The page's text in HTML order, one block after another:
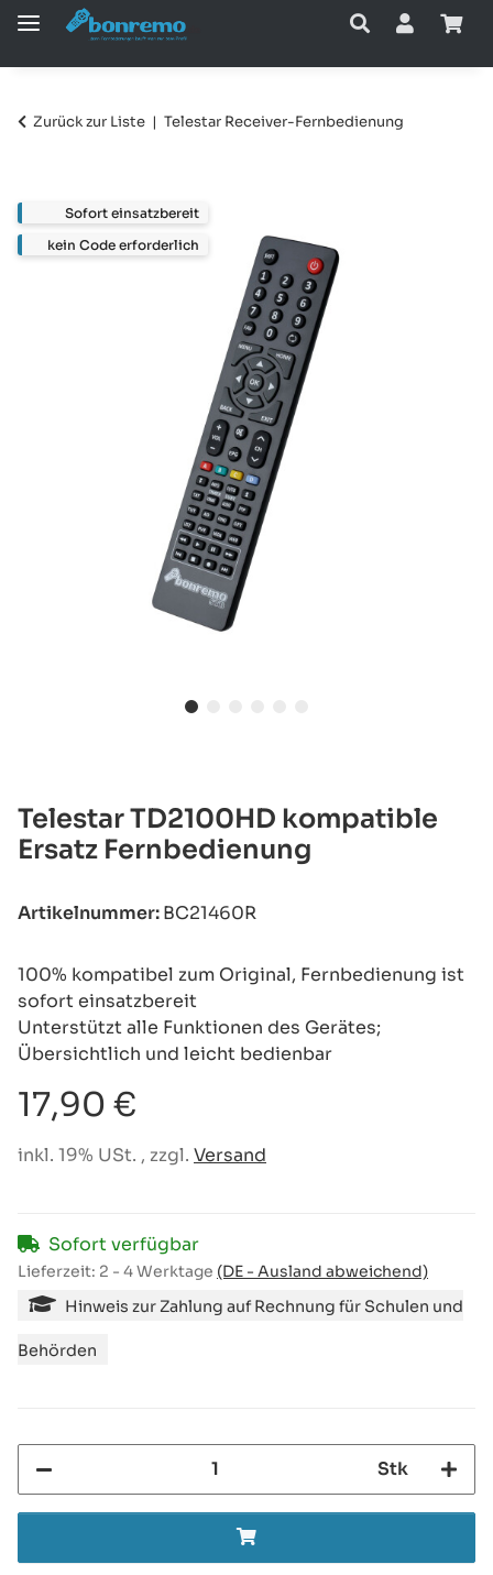
Zurück zur Liste Telestar Receiver-Fernbedienung
Telestar TD2100HD kompatible
Ersatz Fernbedienung
Artikelnummer:BC21460R
100% kompatibel zum Original, Fernbedienung ist
sofort einsatzbereit
Unterstützt alle Funktionen des Gerätes;
Übersichtlich und leicht bedienbar
17,90 €
inkl. 19% USt. , zzgl. Versand
Sofort verfügbar
Lieferzeit: 2 - 4 Werktage (DE - Ausland abweichend)
Hinweis zur Zahlung auf Rechnung für Schulen und
Behörden
Stk